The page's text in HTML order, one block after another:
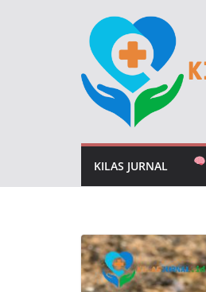
KILAS JURNAL